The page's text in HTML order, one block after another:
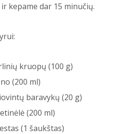
kepame dar 15 minučių.
kruopų (100 g)
(200 ml)
baravykų (20 g)
(200 ml)
(1 šaukštas)